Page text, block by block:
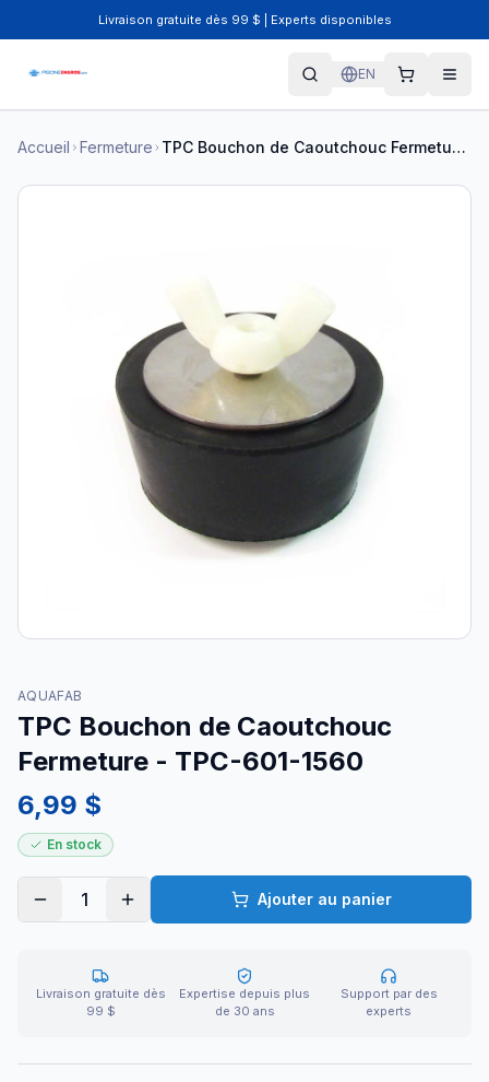
Livraison gratuite dès 99 $ | Experts disponibles
EN
Accueil Fermeture TPC Bouchon de Caoutchouc Fermeture - TPC-601-1560
AQUAFAB
TPC Bouchon de Caoutchouc
Fermeture - TPC-601-1560
6,99 $
En stock
1 Ajouter au panier
Livraison gratuite dès
99 $
Expertise depuis plus
de 30 ans
Support par des
experts